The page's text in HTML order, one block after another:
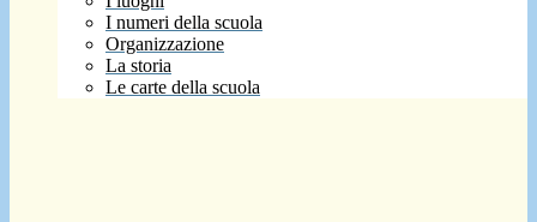
I numeri della scuola
Organizzazione
La storia
Le carte della scuola